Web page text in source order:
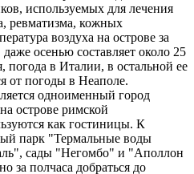
используемых для лечения
ревматизма, кожных
воздуха на острове за
осенью составляет около 25
погода в Италии, в остальной ее
от погоды в Неаполе.
одноименный город
острове римской
как гостиницы. К
парк "Термальные воды
сады "Негомбо" и "Аполлон
за полчаса добраться до